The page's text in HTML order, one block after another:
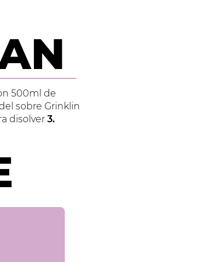
500ml de
sobre Grinklin
disolver3.